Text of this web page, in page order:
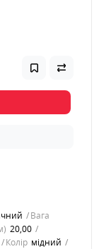
Вага
20,00
Колір мідний